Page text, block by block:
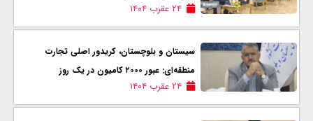
۲۴ عقرب ۱۴۰۴
سیستان و بلوچستان، کریدور اصلی تجارت
منطقه‌ای: عبور ۲۰۰۰ کامیون در یک روز
۲۴ عقرب ۱۴۰۴